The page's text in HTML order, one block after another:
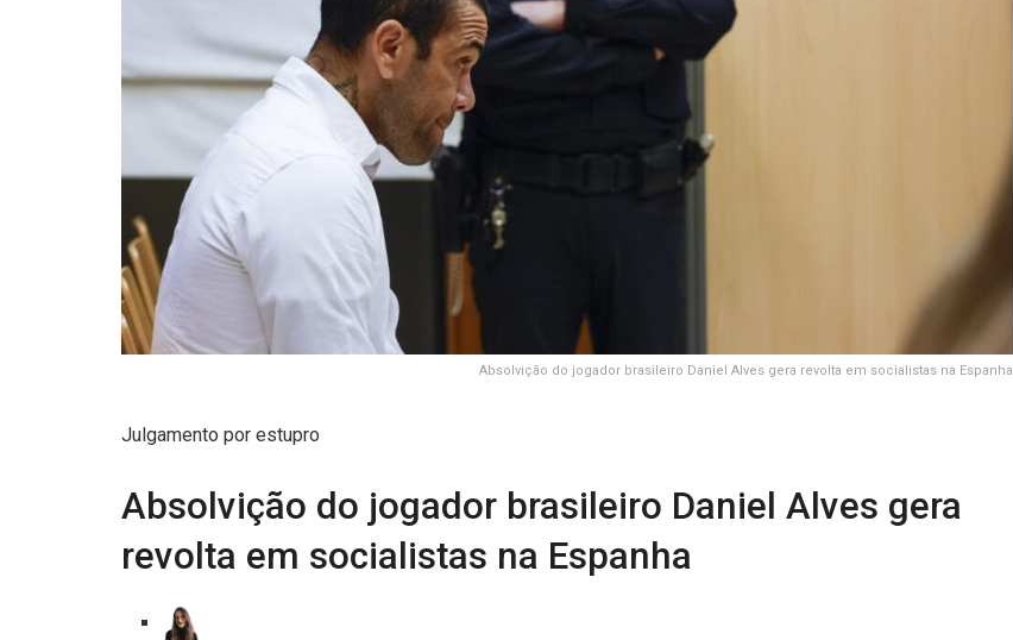
Absolvição do jogador brasileiro Daniel Alves gera revolta em socialistas na Espanha
Julgamento por estupro
Absolvição do jogador brasileiro Daniel Alves gera
revolta em socialistas na Espanha